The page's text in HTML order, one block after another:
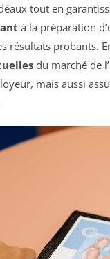
tout en
à la préparation
résultats probants.
du marché de
mais aussi